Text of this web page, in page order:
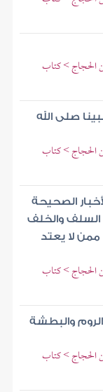
> كتاب
صلى الله
> كتاب
الصحيحة
السلف والخلف
لا يعتد
> كتاب
والبطشة
> كتاب